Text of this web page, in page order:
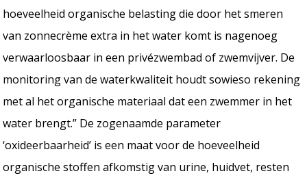
hoeveelheid organische belasting die door het smeren
van zonnecrème extra in het water komt is nagenoeg
verwaarloosbaar in een privézwembad of zwemvijver. De
monitoring van de waterkwaliteit houdt sowieso rekening
met al het organische materiaal dat een zwemmer in het
water brengt.” De zogenaamde parameter
‘oxideerbaarheid’ is een maat voor de hoeveelheid
organische stoffen afkomstig van urine, huidvet, resten